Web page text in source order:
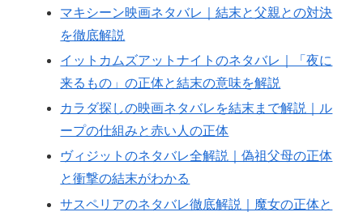
マキシーン映画ネタバレ｜結末と父親との対決
を徹底解説
イットカムズアットナイトのネタバレ｜「夜に
来るもの」の正体と結末の意味を解説
カラダ探しの映画ネタバレを結末まで解説｜ル
ープの仕組みと赤い人の正体
ヴィジットのネタバレ全解説｜偽祖父母の正体
と衝撃の結末がわかる
サスペリアのネタバレ徹底解説｜魔女の正体と